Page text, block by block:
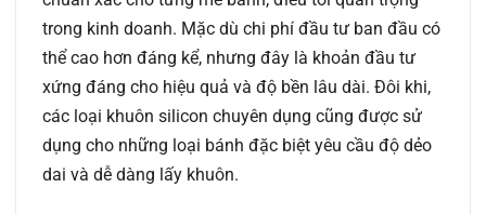
trong kinh doanh. Mặc dù chi phí đầu tư ban đầu có
thể cao hơn đáng kể, nhưng đây là khoản đầu tư
xứng đáng cho hiệu quả và độ bền lâu dài. Đôi khi,
các loại khuôn silicon chuyên dụng cũng được sử
dụng cho những loại bánh đặc biệt yêu cầu độ dẻo
dai và dễ dàng lấy khuôn.